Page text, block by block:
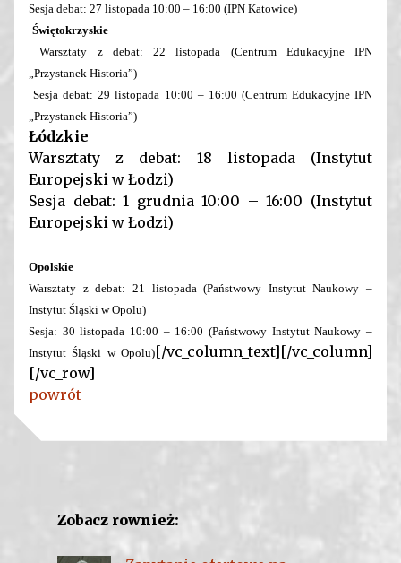
Sesja debat: 27 listopada 10:00 – 16:00 (IPN Katowice)
Świętokrzyskie
Warsztaty z debat: 22 listopada (Centrum Edukacyjne IPN
„Przystanek Historia”)
Sesja debat: 29 listopada​ 10:00 – 16:00 (Centrum Edukacyjne IPN
„Przystanek Historia”)
Łódzkie
Warsztaty z debat: 18 listopada (Instytut
Europejski w Łodzi)
Sesja debat: 1 grudnia 10:00 – 16:00 (Instytut
Europejski w Łodzi)
Opolskie
Warsztaty z debat: 21 listopada (Państwowy Instytut Naukowy –
Instytut Śląski w Opolu)
Sesja: 30 listopada 10:00 – 16:00 (Państwowy Instytut Naukowy –
Instytut Śląski w Opolu)[/vc_column_text][/vc_column]
[/vc_row]
powrót
Zobacz rownież: